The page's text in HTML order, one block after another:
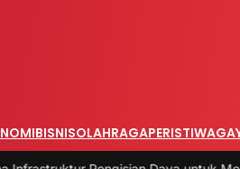
BISNISOLAHRAGAPERISTIWA